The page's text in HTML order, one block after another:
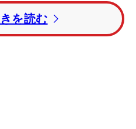
台湾）、アレイナ・シャ
る。
を読む